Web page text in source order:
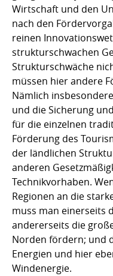
Wirtschaft und den
nach den
reinen
strukturschwachen
Strukturschwäche
müssen hier andere
Nämlich
und die Sicherung
für die einzelnen
Förderung des
der ländlichen
anderen
Technikvorhaben.
Regionen an die
muss man einerseits
andererseits die
Norden fördern; und
Energien und hier
Windenergie.